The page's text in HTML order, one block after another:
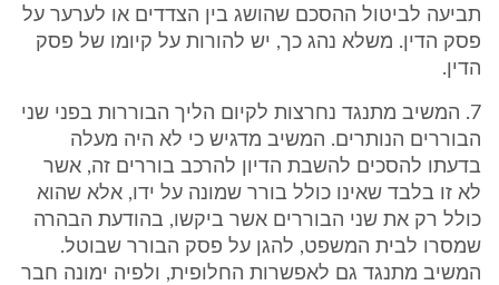
תביעה לביטול ההסכם שהושג בין הצדדים או לערער על
פסק הדין. משלא נהג כך, יש להורות על קיומו של פסק
הדין.
7. המשיב מתנגד נחרצות לקיום הליך הבוררות בפני שני
הבוררים הנותרים. המשיב מדגיש כי לא היה מעלה
בדעתו להסכים להשבת הדיון להרכב בוררים זה, אשר
לא זו בלבד שאינו כולל בורר שמונה על ידו, אלא שהוא
כולל רק את שני הבוררים אשר ביקשו, בהודעת הבהרה
שמסרו לבית המשפט, להגן על פסק הבורר שבוטל.
המשיב מתנגד גם לאפשרות החלופית, ולפיה ימונה חבר